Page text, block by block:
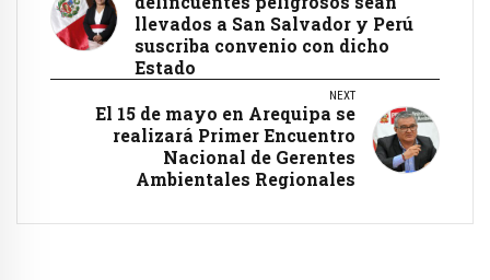
llevados a San Salvador y Perú
suscriba convenio con dicho
Estado
NEXT
El 15 de mayo en Arequipa se
realizará Primer Encuentro
Nacional de Gerentes
Ambientales Regionales